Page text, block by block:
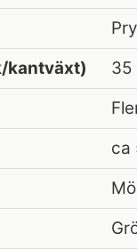
kantväxt)
35
ca